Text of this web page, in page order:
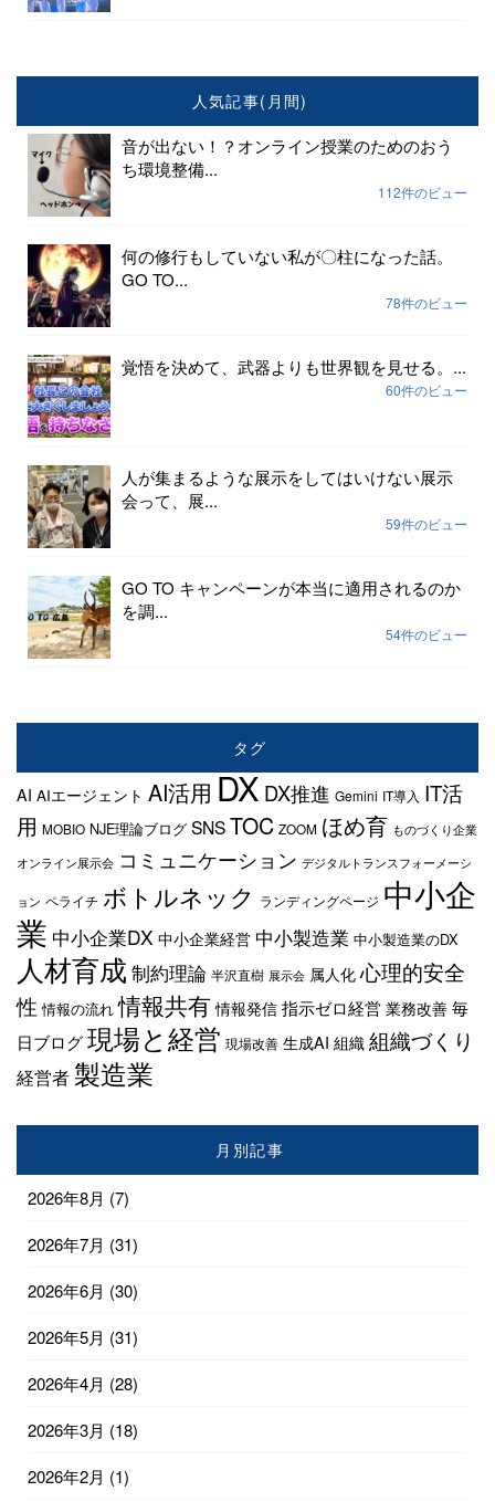
人気記事(月間)
音が出ない！？オンライン授業のためのおう
ち環境整備...
112件のビュー
何の修行もしていない私が〇柱になった話。
GO TO...
78件のビュー
覚悟を決めて、武器よりも世界観を見せる。...
60件のビュー
人が集まるような展示をしてはいけない展示
会って、展...
59件のビュー
GO TO キャンペーンが本当に適用されるのか
を調...
54件のビュー
タグ
AI AIエージェント AI活用 DXDX推進 Gemini IT導入 IT活
用 MOBIO NJE理論ブログ SNSTOC ZOOM ほめ育 ものづくり企業
オンライン展示会 コミュニケーション デジタルトランスフォーメーシ
ョン ペライチ ボトルネック ランディングページ 中小企
業 中小企業DX 中小企業経営 中小製造業 中小製造業のDX
人材育成 制約理論 半沢直樹 展示会 属人化 心理的安全
性 情報の流れ 情報共有 情報発信 指示ゼロ経営 業務改善 毎
日ブログ現場と経営 現場改善 生成AI 組織 組織づくり
経営者 製造業
月別記事
2026年8月 (7)
2026年7月 (31)
2026年6月 (30)
2026年5月 (31)
2026年4月 (28)
2026年3月 (18)
2026年2月 (1)